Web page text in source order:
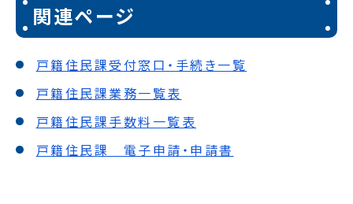
関連ページ
戸籍住民課受付窓口・手続き一覧
戸籍住民課業務一覧表
戸籍住民課手数料一覧表
戸籍住民課 電子申請・申請書